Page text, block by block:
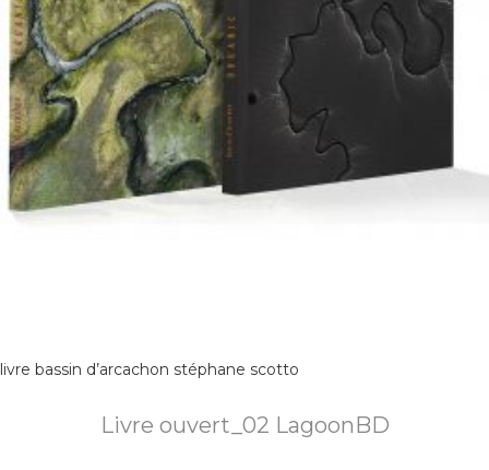
livre bassin d’arcachon stéphane scotto
Livre ouvert_02 LagoonBD